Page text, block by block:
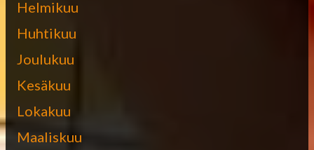
Helmikuu
Huhtikuu
Joulukuu
Kesäkuu
Lokakuu
Maaliskuu